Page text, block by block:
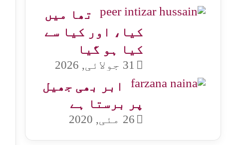
تھا میں
کیا، اور کیا سے
کیا ہو گیا
31 جولائی, 2026
ابر بھی جھیل
پر برستا ہے
26 مئی, 2020